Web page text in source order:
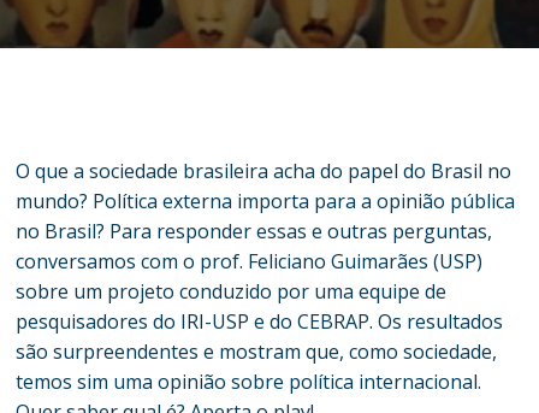
O que a sociedade brasileira acha do papel do Brasil no
mundo? Política externa importa para a opinião pública
no Brasil? Para responder essas e outras perguntas,
conversamos com o prof. Feliciano Guimarães (USP)
sobre um projeto conduzido por uma equipe de
pesquisadores do IRI-USP e do CEBRAP. Os resultados
são surpreendentes e mostram que, como sociedade,
temos sim uma opinião sobre política internacional.